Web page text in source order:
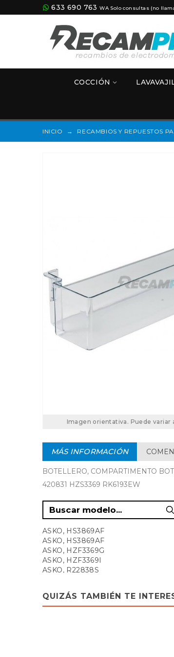
633 690 763 WA Solo consultas (no
COCCIÓN
INICIO → RECAMBIOS Y REPUESTOS
Imagen orientativa. Puede variar
MÁS INFORMACIÓN
BOTELLERO, COMPARTIMENTO
420831 HZS3369 RK6193EW
ASKO, HS3869AF
ASKO, HS3869AF
ASKO, HZF3369G
ASKO, HZF3369I
ASKO, R22838S
ASKO, R22838W
ASKO, R22838W
ASKO, R2283B
QUIZÁS TAMBIÉN TE